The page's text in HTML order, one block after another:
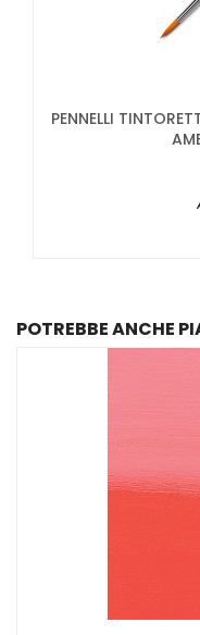
PENNELLI
POTREBBE ANCHE